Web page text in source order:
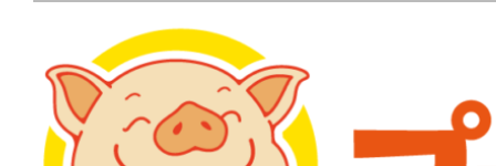
プーさんの満腹日記 |
豊中・箕面)のランチ＆
化してます。